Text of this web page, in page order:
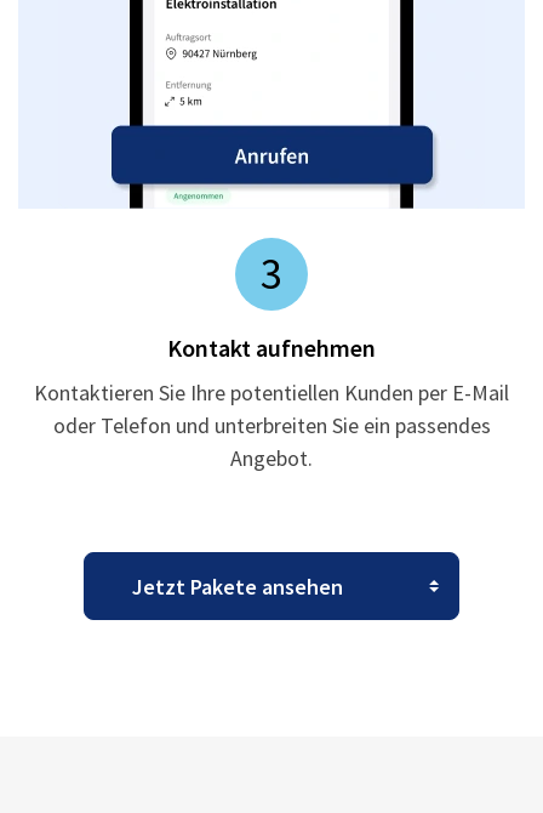
3
Kontakt aufnehmen
Kontaktieren Sie Ihre potentiellen Kunden per E-Mail
oder Telefon und unterbreiten Sie ein passendes
Angebot.